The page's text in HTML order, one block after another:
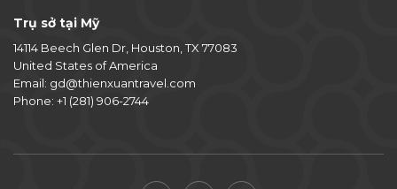
Trụ sở tại Mỹ
14114 Beech Glen Dr, Houston, TX 77083
United States of America
Email: gd@thienxuantravel.com
Phone: +1 (281) 906-2744